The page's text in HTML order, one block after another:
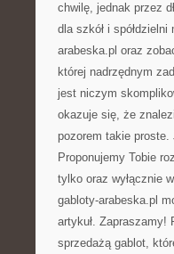
chwilę, jednak przez
dla szkół i
arabeska.pl oraz
której nadrzędnym
jest niczym
okazuje się, że
pozorem takie proste.
Proponujemy Tobie
tylko oraz wyłącznie
gabloty-arabeska.pl
artykuł. Zapraszamy!
sprzedażą gablot,